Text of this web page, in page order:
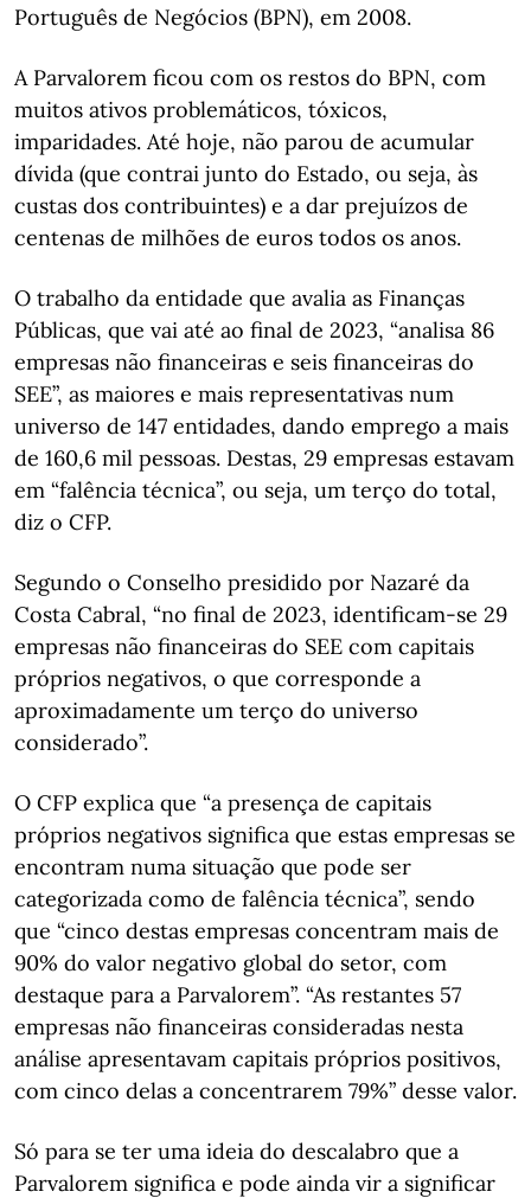
Português de Negócios (BPN), em 2008.
A Parvalorem ficou com os restos do BPN, com
muitos ativos problemáticos, tóxicos,
imparidades. Até hoje, não parou de acumular
dívida (que contrai junto do Estado, ou seja, às
custas dos contribuintes) e a dar prejuízos de
centenas de milhões de euros todos os anos.
O trabalho da entidade que avalia as Finanças
Públicas, que vai até ao final de 2023, “analisa 86
empresas não financeiras e seis financeiras do
SEE”, as maiores e mais representativas num
universo de 147 entidades, dando emprego a mais
de 160,6 mil pessoas. Destas, 29 empresas estavam
em “falência técnica”, ou seja, um terço do total,
diz o CFP.
Segundo o Conselho presidido por Nazaré da
Costa Cabral, “no final de 2023, identificam-se 29
empresas não financeiras do SEE com capitais
próprios negativos, o que corresponde a
aproximadamente um terço do universo
considerado”.
O CFP explica que “a presença de capitais
próprios negativos significa que estas empresas se
encontram numa situação que pode ser
categorizada como de falência técnica”, sendo
que “cinco destas empresas concentram mais de
90% do valor negativo global do setor, com
destaque para a Parvalorem”. “As restantes 57
empresas não financeiras consideradas nesta
análise apresentavam capitais próprios positivos,
com cinco delas a concentrarem 79%” desse valor.
Só para se ter uma ideia do descalabro que a
Parvalorem significa e pode ainda vir a significar